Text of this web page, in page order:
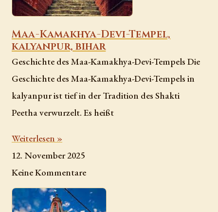
Maa-Kamakhya-Devi-Tempel,
kalyanpur, bihar
Geschichte des Maa-Kamakhya-Devi-Tempels Die
Geschichte des Maa-Kamakhya-Devi-Tempels in
kalyanpur ist tief in der Tradition des Shakti
Peetha verwurzelt. Es heißt
Weiterlesen »
12. November 2025
Keine Kommentare